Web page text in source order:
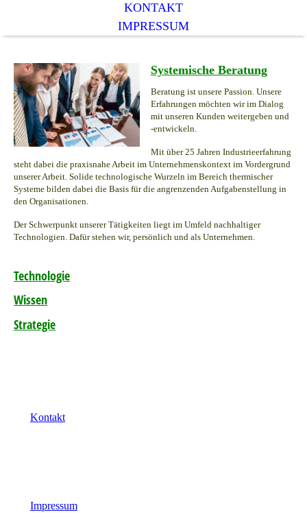
KONTAKT
IMPRESSUM
Systemische Beratung
Beratung ist unsere Passion. Unsere
Erfahrungen möchten wir im Dialog
mit unseren Kunden weitergeben und
-entwickeln.
Mit über 25 Jahren Industrieerfahrung
steht dabei die praxisnahe Arbeit im Unternehmenskontext im Vordergrund
unserer Arbeit. Solide technologische Wurzeln im Bereich thermischer
Systeme bilden dabei die Basis für die angrenzenden Aufgabenstellung in
den Organisationen.
Der Schwerpunkt unserer Tätigkeiten liegt im Umfeld nachhaltiger
Technologien. Dafür stehen wir, persönlich und als Unternehmen.
Technologie
Wissen
Strategie
Kontakt
Impressum